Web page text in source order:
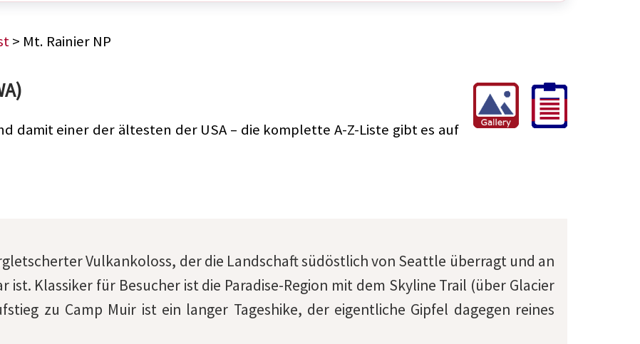
> Mt. Rainier NP
damit einer der ältesten der USA – die komplette A-Z-Liste gibt es auf
Vulkankoloss, der die Landschaft südöstlich von Seattle überragt und an
ist. Klassiker für Besucher ist die Paradise-Region mit dem Skyline Trail (über Glacier
zu Camp Muir ist ein langer Tageshike, der eigentliche Gipfel dagegen reines